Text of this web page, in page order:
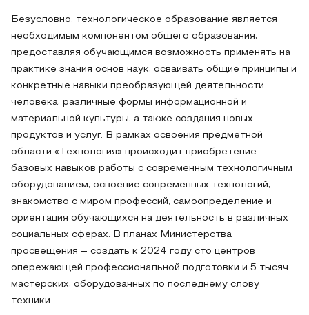
Безусловно, технологическое образование является
необходимым компонентом общего образования,
предоставляя обучающимся возможность применять на
практике знания основ наук, осваивать общие принципы и
конкретные навыки преобразующей деятельности
человека, различные формы информационной и
материальной культуры, а также создания новых
продуктов и услуг. В рамках освоения предметной
области «Технология» происходит приобретение
базовых навыков работы с современным технологичным
оборудованием, освоение современных технологий,
знакомство с миром профессий, самоопределение и
ориентация обучающихся на деятельность в различных
социальных сферах. В планах Министерства
просвещения – создать к 2024 году сто центров
опережающей профессиональной подготовки и 5 тысяч
мастерских, оборудованных по последнему слову
техники.